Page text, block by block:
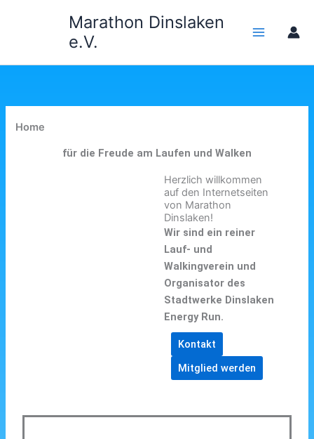
Marathon Dinslaken
e.V.
Home
für die Freude am Laufen und Walken
Herzlich willkommen
auf den Internetseiten
von Marathon
Dinslaken!
Wir sind ein reiner
Lauf- und
Walkingverein und
Organisator des
Stadtwerke Dinslaken
Energy Run.
Kontakt
Mitglied werden